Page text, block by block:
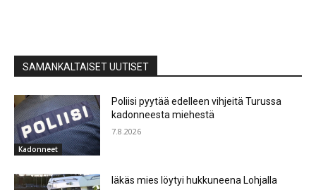
SAMANKALTAISET UUTISET
Kadonneet
Poliisi pyytää edelleen vihjeitä Turussa
kadonneesta miehestä
7.8.2026
Iäkäs mies löytyi hukkuneena Lohjalla